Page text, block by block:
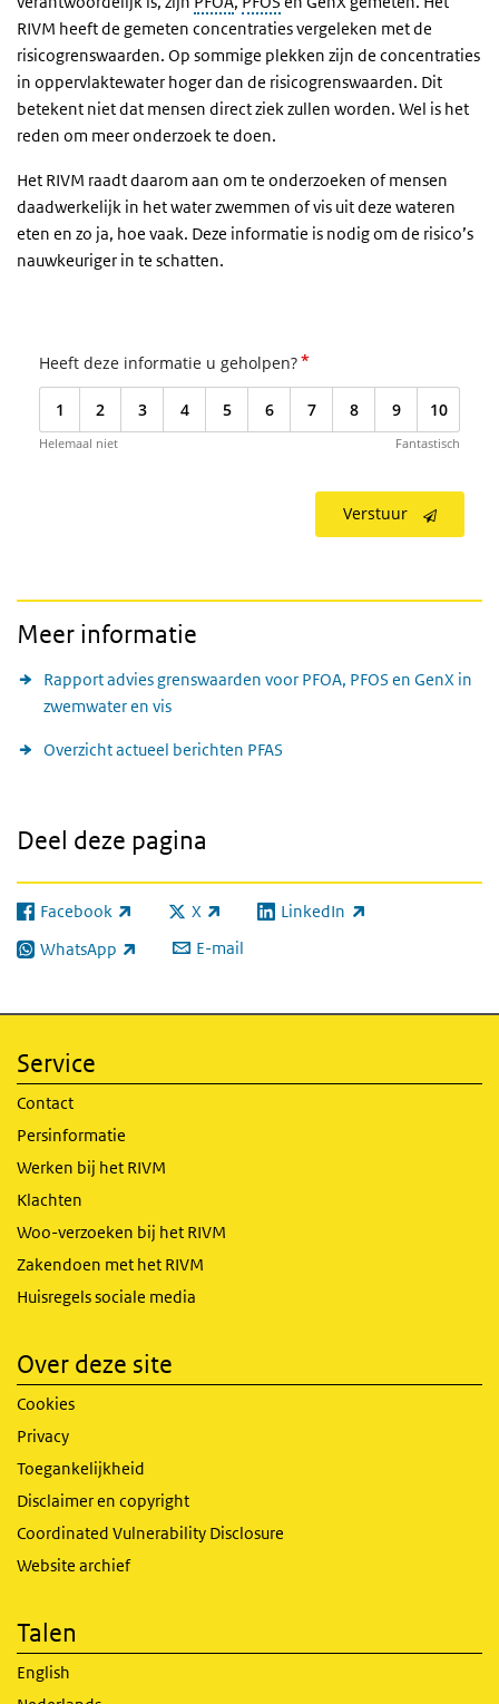
RIVM heeft de gemeten concentraties vergeleken met de
risicogrenswaarden. Op sommige plekken zijn de concentraties
in oppervlaktewater hoger dan de risicogrenswaarden. Dit
betekent niet dat mensen direct ziek zullen worden. Wel is het
reden om meer onderzoek te doen.
Het RIVM raadt daarom aan om te onderzoeken of mensen
daadwerkelijk in het water zwemmen of vis uit deze wateren
eten en zo ja, hoe vaak. Deze informatie is nodig om de risico’s
nauwkeuriger in te schatten.
Heeft deze informatie u geholpen?*
1 2 3 4 5 6 7 8 9 10
Helemaal niet Fantastisch
Verstuur
Meer informatie
Rapport advies grenswaarden voor PFOA, PFOS en GenX in
zwemwater en vis
Overzicht actueel berichten PFAS
Deel deze pagina
Facebook
(externe link) X
(externe link) LinkedIn
(externe link)
WhatsApp
(externe link) E-mail
Service
Contact
Persinformatie
Werken bij het RIVM
Klachten
Woo-verzoeken bij het RIVM
Zakendoen met het RIVM
Huisregels sociale media
Over deze site
Cookies
Privacy
Toegankelijkheid
Disclaimer en copyright
Coordinated Vulnerability Disclosure
Website archief
Talen
English